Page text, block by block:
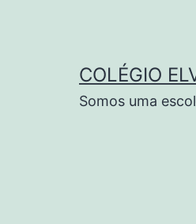
COLÉGIO
Somos uma